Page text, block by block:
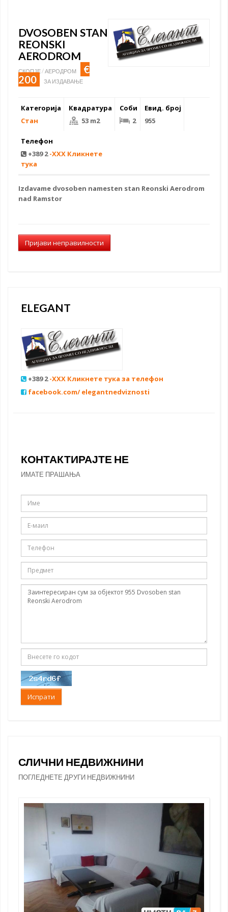
DVOSOBEN STAN
REONSKI
AERODROM
СКОПЈЕ / АЕРОДРОМ
€
200
ЗА ИЗДАВАЊЕ
Категорија
Стан
Квадратура
53 m2
Соби
2
Евид. број
955
Телефон
+389 2-XXX Кликнете
тука
Izdavame dvosoben namesten stan Reonski Aerodrom
nad Ramstor
Пријави неправилности
ELEGANT
+389 2-XXX Кликнете тука за телефон
facebook.com/ elegantnedviznosti
КОНТАКТИРАЈТЕ НЕ
ИМАТЕ ПРАШАЊА
Испрати
СЛИЧНИ НЕДВИЖНИНИ
ПОГЛЕДНЕТЕ ДРУГИ НЕДВИЖНИНИ